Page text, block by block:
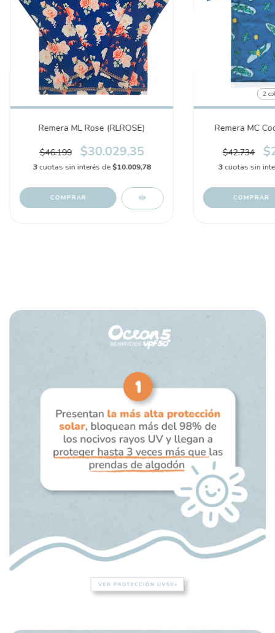
Remera ML Rose (RLROSE)
$46.199 $30.029,35
3 cuotas sin interés de$10.009,78
COMPRAR
2
Remera MC
$42.734
3 cuotas sin
COMPRAR